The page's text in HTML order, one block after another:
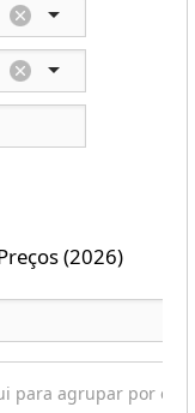
(2026)
para agrupar por